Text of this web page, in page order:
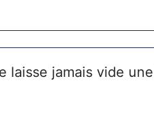
laisse jamais vide